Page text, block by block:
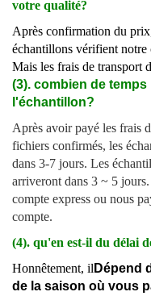
votre qualité?
Après confirmation du
échantillons vérifient notre
Mais les frais de transport
(3). combien de
l'échantillon?
Après avoir payé les frais
fichiers confirmés, les
dans 3-7 jours. Les
arriveront dans 3 ~ 5
compte express ou nous
compte.
(4). qu'en est-il du délai
Honnêtement, il Dépend
de la saison où vous